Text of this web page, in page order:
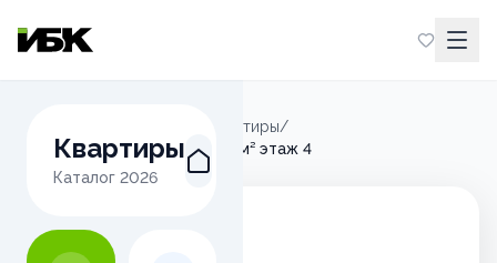
Квартиры
Каталог 2026
Квартиры/
2-комнатная квартира 66,00м² этаж 4